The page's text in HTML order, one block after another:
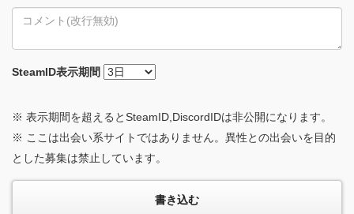
SteamID表示期間
※ 表示期間を超えるとSteamID,DiscordIDは非公開になります。
※ ここは出会い系サイトではありません。異性との出会いを目的
とした募集は禁止しています。